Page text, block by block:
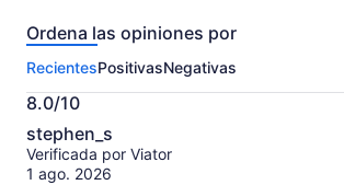
más
bajo
al
seleccionar
varias
personas
sobre
actividad.
Más
información
sobre
las
opiniones
Ordena las opiniones por
RecientesPositivasNegativas
8.0/10
8.0
de
10
stephen_s
Verificada por Viator
1 ago. 2026